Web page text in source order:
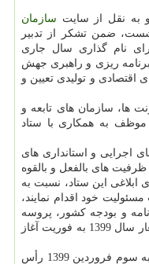
به نقل از سایت سازمان
ضمن تشكر از تدبیر
نام گذاری سال جاری
ریزی و راهبری جهش
اقتصادی و تولیدی تعیین و
ها، سازمان های تابعه و
موظف به همكاری با ستاد
اجرایی و استانداری های
های بالفعل و بالقوه
ابلاغی این ستاد، نسبت به
خود اقدام نمایند،
و بودجه كشور، پروسه
اجرایی این برنامه ها در امتداد تحقق شعار سال 1399 به فوریت آغاز
مقرر شد دومین جلسه ستاد، فردا یكشنبه سوم فروردین 1399 رأس